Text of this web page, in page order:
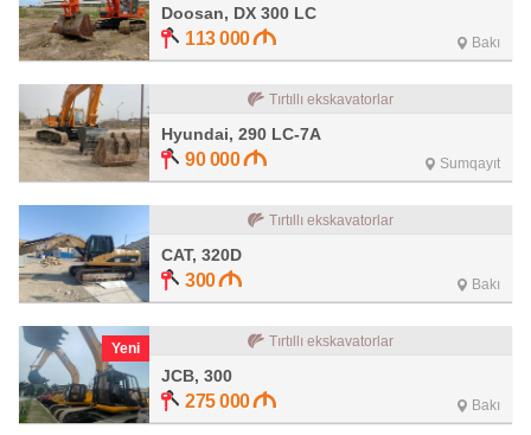
Doosan, DX 300 LC
113 000 Bakı
Tırtıllı ekskavatorlar
Hyundai, 290 LC-7A
90 000 Sumqayıt
Tırtıllı ekskavatorlar
CAT, 320D
300 Bakı
Yeni Tırtıllı ekskavatorlar
JCB, 300
275 000 Bakı